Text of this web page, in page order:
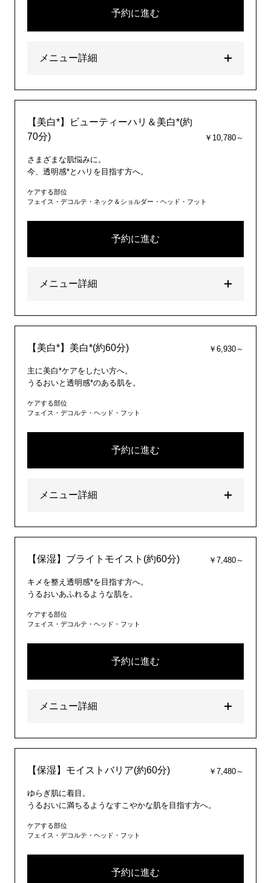
予約に進む
メニュー詳細
【美白*】ビューティーハリ＆美白*(約
70分)
￥10,780～
さまざまな肌悩みに。
今、透明感*とハリを目指す方へ。
ケアする部位
フェイス・デコルテ・ネック＆ショルダー・ヘッド・フット
予約に進む
メニュー詳細
【美白*】美白*(約60分) ￥6,930～
主に美白*ケアをしたい方へ。
うるおいと透明感*のある肌を。
ケアする部位
フェイス・デコルテ・ヘッド・フット
予約に進む
メニュー詳細
【保湿】ブライトモイスト(約60分) ￥7,480～
キメを整え透明感*を目指す方へ。
うるおいあふれるような肌を。
ケアする部位
フェイス・デコルテ・ヘッド・フット
予約に進む
メニュー詳細
【保湿】モイストバリア(約60分) ￥7,480～
ゆらぎ肌に着目。
うるおいに満ちるようなすこやかな肌を目指す方へ。
ケアする部位
フェイス・デコルテ・ヘッド・フット
予約に進む